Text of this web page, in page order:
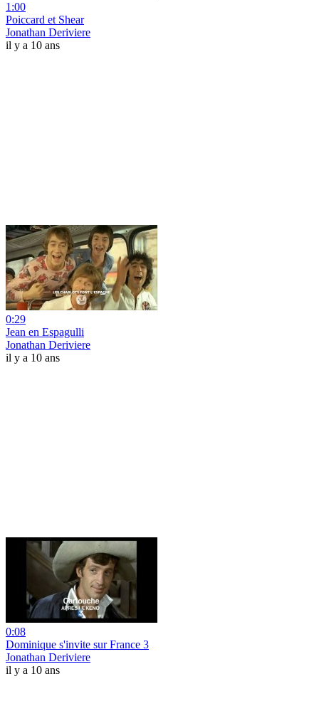
1:00
Poiccard et Shear
Jonathan Deriviere
il y a 10 ans
0:29
Jean en Espagulli
Jonathan Deriviere
il y a 10 ans
0:08
Dominique s'invite sur France 3
Jonathan Deriviere
il y a 10 ans